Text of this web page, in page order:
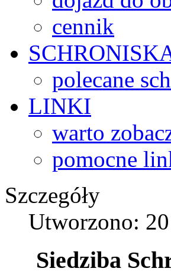
cennik
polecane
LINKI
warto
pomocne
Szczegóły
Utworzono:
Siedziba